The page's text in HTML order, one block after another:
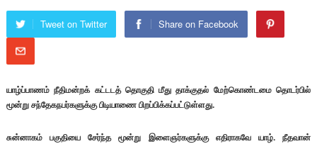
Tweet on Twitter Share on Facebook
யாழ்ப்பாணம் நீதிமன்றக் கட்டடத் தொகுதி மீது தாக்குதல் மேற்கொண்டமை தொடர்பில்
மூன்று சந்தேகநபர்களுக்கு பிடியாணை பிறப்பிக்கப்பட்டுள்ளது.
சுன்னாகம் பகுதியை சேர்ந்த மூன்று இளைஞர்களுக்கு எதிராகவே யாழ். நீதவான்